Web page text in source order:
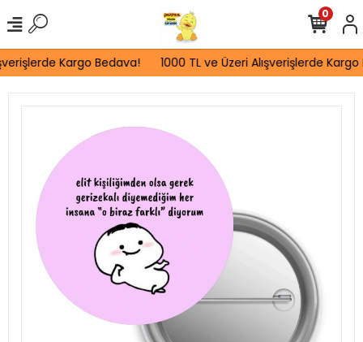
Kargo Bedava! 1000 TL ve Üzeri Alışverişlerde Kargo
0